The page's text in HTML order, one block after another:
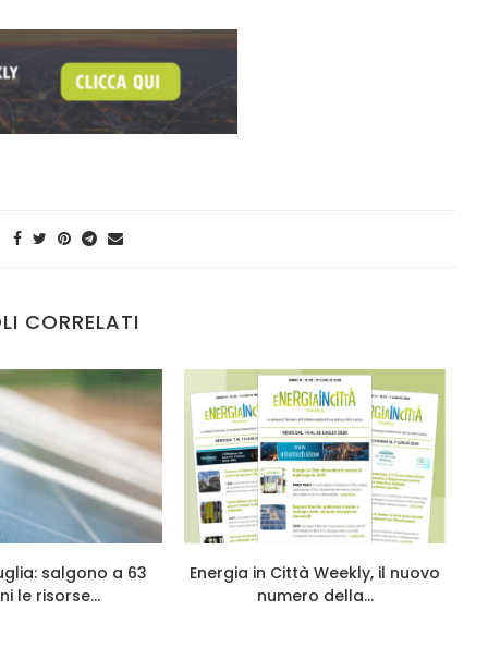
CORRELATI
salgono a 63
le risorse...
Energia in Città Weekly, il nuovo
numero della...